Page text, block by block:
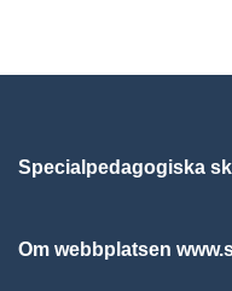
Specialpedagogiska
Om webbplatsen